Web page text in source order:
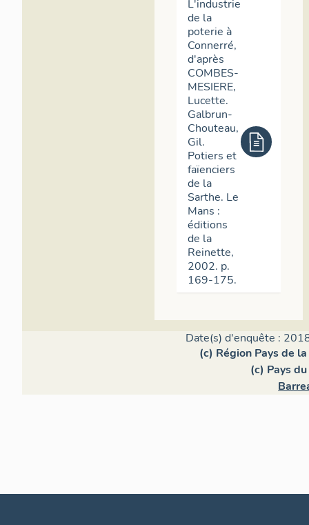
L'industrie
de la
poterie à
Connerré,
d'après
COMBES-
MESIERE,
Lucette.
Galbrun-
Chouteau,
Gil.
Potiers et
faïenciers
de la
Sarthe. Le
Mans :
éditions
de la
Reinette,
2002. p.
169-175.
Date(s) d'enquête :
(c) Région Pays de
(c) Pays